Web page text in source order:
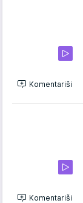
Komentariši
Komentariši